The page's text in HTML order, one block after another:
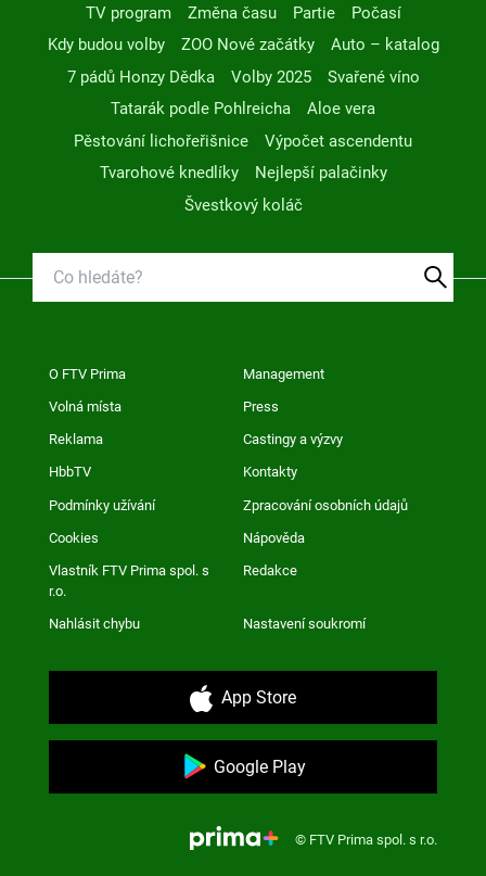
TV program
Změna času Partie
Počasí
Kdy budou volby
ZOO Nové začátky
Auto – katalog
7 pádů Honzy Dědka
Volby 2025
Svařené víno
Tatarák podle Pohlreicha
Aloe vera
Pěstování lichořeřišnice
Výpočet ascendentu
Tvarohové knedlíky
Nejlepší palačinky
Švestkový koláč
O FTV Prima Management
Volná místa Press
Reklama Castingy a výzvy
HbbTV Kontakty
Podmínky užívání Zpracování osobních údajů
Cookies Nápověda
Vlastník FTV Prima spol. s
r.o.
Redakce
Nahlásit chybu Nastavení soukromí
App Store
Google Play
© FTV Prima spol. s r.o.